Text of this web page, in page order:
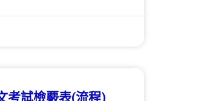
考試檢覈表(流程)